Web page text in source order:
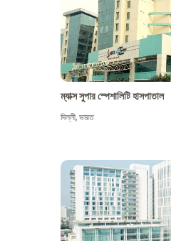
ম্যাক্স সুপার স্পেশালিটি হাসপাতাল
দিল্লী,ভারত